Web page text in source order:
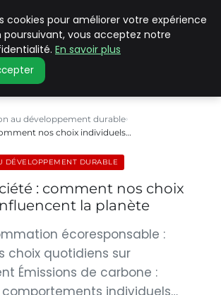
C ADVANCED
au développement durable
nos choix individuels…
DÉVELOPPEMENT DURABLE
: comment nos choix
la planète
écoresponsable :
choix quotidiens sur
Émissions de carbone :
individuels…
cookies pour améliorer votre expérience
poursuivant, vous acceptez notre
En savoir plus